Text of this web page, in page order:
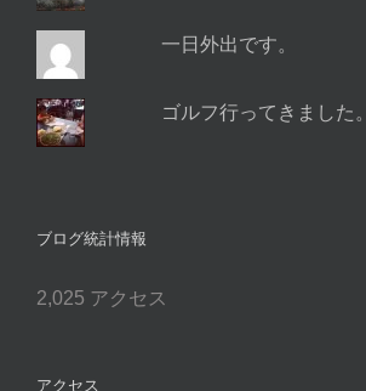
一日外出です。
ゴルフ行ってきました。
ブログ統計情報
2,025 アクセス
アクセス